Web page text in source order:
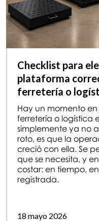
Checklist para
plataforma
ferretería o
Hay un momento
ferretería o logística
simplemente ya no
roto, es que la
creció con ella. Se
que se necesita, y
costar: en tiempo,
registrada.
18 mayo 2026